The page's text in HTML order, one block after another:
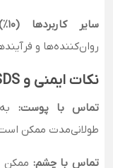
سایر کاربردها (۱۰٪):
روان‌کننده‌ها و
نکات ایمنی و MSDS پروپیلن کربنات
تماس با پوست:
طولانی‌مدت ممکن
تماس با چشم: